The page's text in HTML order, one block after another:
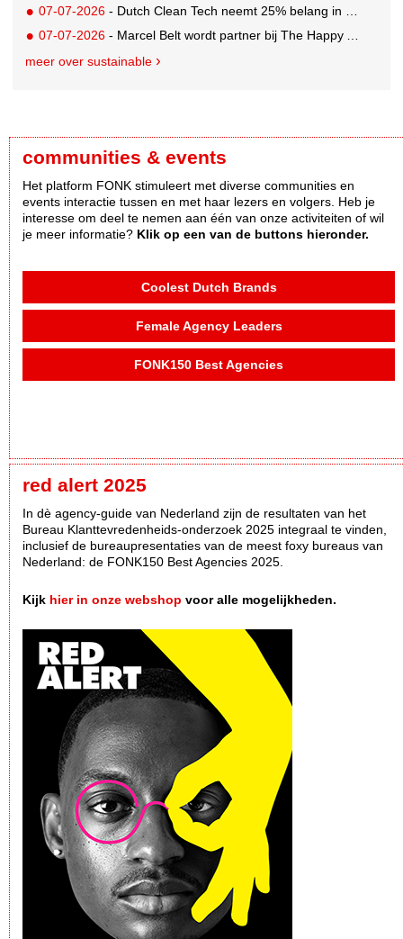
07-07-2026 - Dutch Clean Tech neemt 25% belang in bijna honderd jaar oud drinkwaterbedrijf in Guatemala
07-07-2026 - Marcel Belt wordt partner bij The Happy Activist
meer over sustainable
communities & events
Het platform FONK stimuleert met diverse communities en
events interactie tussen en met haar lezers en volgers. Heb je
interesse om deel te nemen aan één van onze activiteiten of wil
je meer informatie? Klik op een van de buttons hieronder.
Coolest Dutch Brands
Female Agency Leaders
FONK150 Best Agencies
red alert 2025
In dè agency-guide van Nederland zijn de resultaten van het
Bureau Klanttevredenheids-onderzoek 2025 integraal te vinden,
inclusief de bureaupresentaties van de meest foxy bureaus van
Nederland: de FONK150 Best Agencies 2025.
Kijk hier in onze webshop voor alle mogelijkheden.